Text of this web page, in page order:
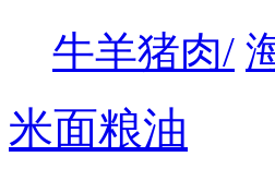
牛羊猪肉/
米面粮油